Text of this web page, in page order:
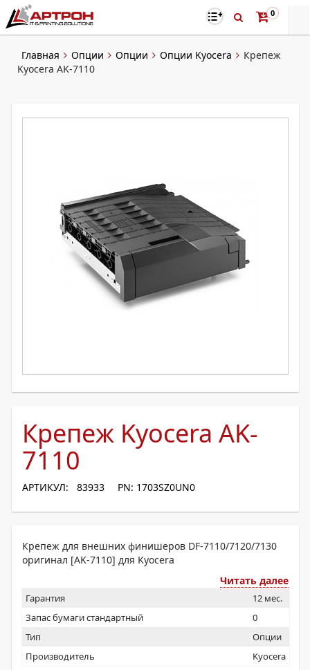
0
Главная Опции Опции Опции Kyocera
Крепеж
Kyocera AK-7110
Крепеж Kyocera AK-
7110
АРТИКУЛ: 83933 PN: 1703SZ0UN0
Крепеж для внешних финишеров DF-7110/7120/7130
оригинал [AK-7110] для Kyocera
Читать далее
Гарантия
12 мес.
Запас бумаги стандартный
0
Тип
Опции
Производитель
Kyocera